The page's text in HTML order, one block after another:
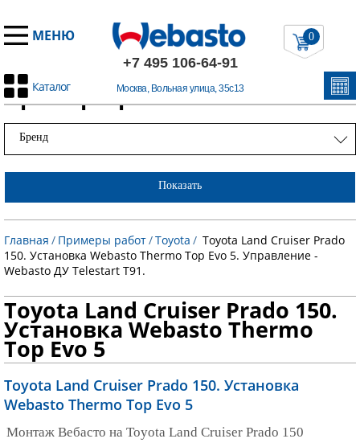
МЕНЮ
+7 495 106-64-91
Москва, Вольная улица, 35с13
Каталог
0
Примеры работ
Бренд
Показать
Главная / Примеры работ/Toyota / Toyota Land Cruiser Prado
150. Установка Webasto Thermo Top Evo 5. Управление -
Webasto ДУ Telestart T91.
Toyota Land Cruiser Prado 150.
Установка Webasto Thermo
Top Evo 5
Toyota Land Cruiser Prado 150. Установка
Webasto Thermo Top Evo 5
Монтаж Вебасто на Toyota Land Cruiser Prado 150